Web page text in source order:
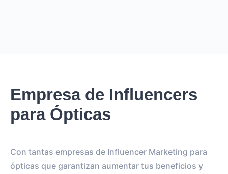
Empresa de Influencers
para Ópticas
Con tantas empresas de Influencer Marketing para
ópticas que garantizan aumentar tus beneficios y